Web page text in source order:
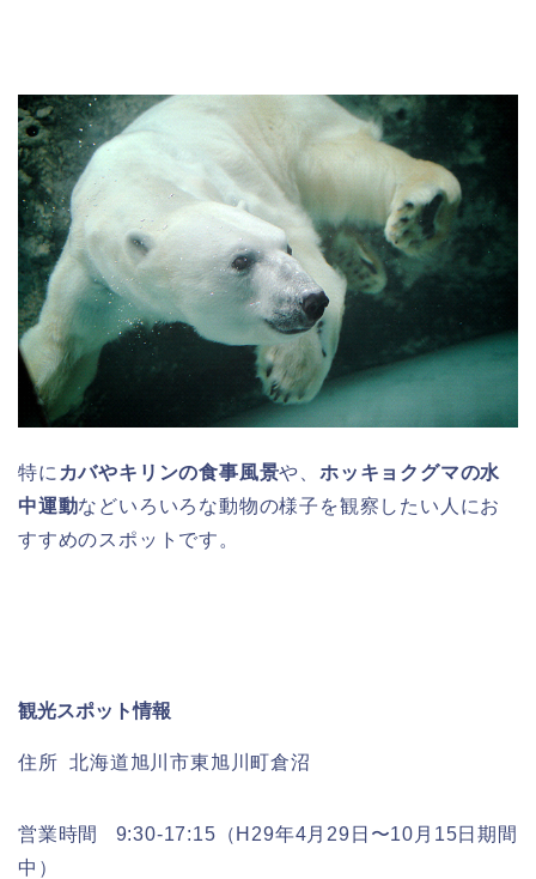
特に カバやキリンの食事風景や、ホッキョクグマの水
中運動などいろいろな動物の様子を観察したい人にお
すすめのスポットです。
観光スポット情報
住所 北海道旭川市東旭川町倉沼
営業時間 9:30-17:15（H29年4月29日〜10月15日期間
中）